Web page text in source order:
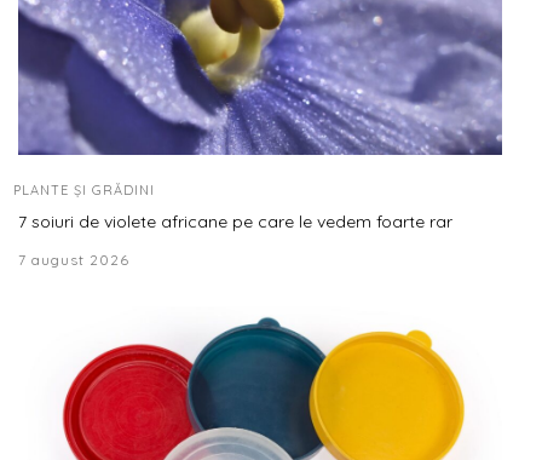
PLANTE ȘI GRĂDINI
7 soiuri de violete africane pe care le vedem foarte rar
7 august 2026